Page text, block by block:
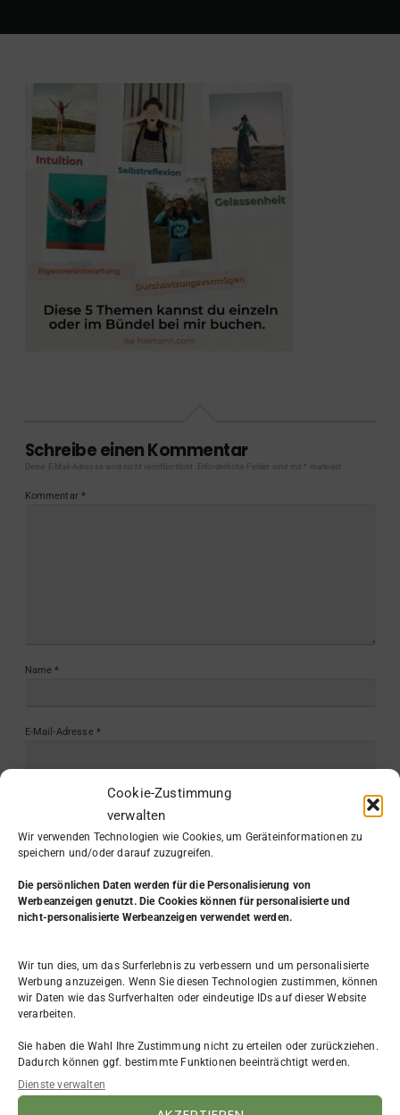
Cookie-Zustimmung
verwalten
Wir verwenden Technologien wie Cookies, um Geräteinformationen zu
speichern und/oder darauf zuzugreifen.
Die persönlichen Daten werden für die Personalisierung von
Werbeanzeigen genutzt. Die Cookies können für personalisierte und
nicht-personalisierte Werbeanzeigen verwendet werden.
Wir tun dies, um das Surferlebnis zu verbessern und um personalisierte
Werbung anzuzeigen. Wenn Sie diesen Technologien zustimmen, können
wir Daten wie das Surfverhalten oder eindeutige IDs auf dieser Website
verarbeiten.
Sie haben die Wahl Ihre Zustimmung nicht zu erteilen oder zurückziehen.
Dadurch können ggf. bestimmte Funktionen beeinträchtigt werden.
Dienste verwalten
Schreibe einen Kommentar
Deine E-Mail-Adresse wird nicht veröffentlicht. Erforderliche Felder sind mit markiert
Kommentar *
Name *
E-Mail-Adresse *
KATEGORIE
Aus dem Leben(7)
Beruf & Arbeit(31)
Bewerbung(4)